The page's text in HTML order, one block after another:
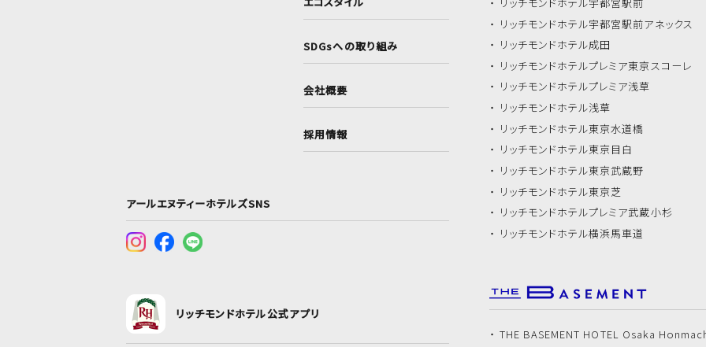
SDGsへの取り組み
会社概要
採用情報
アールエヌティーホテルズSNS
リッチモンドホテル公式アプリ
リッチモンドホテル宇都宮駅前アネックス
リッチモンドホテル成田
リッチモンドホテルプレミア東京スコーレ
リッチモンドホテルプレミア浅草
リッチモンドホテル浅草
リッチモンドホテル東京水道橋
リッチモンドホテル東京目白
リッチモンドホテル東京武蔵野
リッチモンドホテル東京芝
リッチモンドホテルプレミア武蔵小杉
リッチモンドホテル横浜馬車道
THE BASEMENT HOTEL Osaka